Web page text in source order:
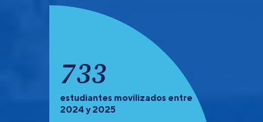
922
estudiantes movilizados entre
2024 y 2025
PREGRADO Y POSGRADO:Recuerda que debes de
verificar las universidades que tienen convocatoria